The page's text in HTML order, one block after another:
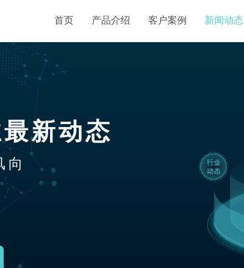
首页 产品介绍 客户案例 新闻动态
新动态
向